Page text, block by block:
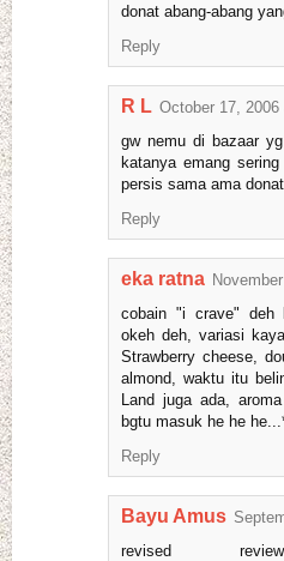
donat abang-abang
Reply
R L October 17, 2006
gw nemu di bazaar
katanya emang
persis sama ama
Reply
eka ratna
cobain "i crave" deh
okeh deh, variasi
Strawberry cheese,
almond, waktu itu
Land juga ada,
bgtu masuk he he
Reply
Bayu Amus
revised